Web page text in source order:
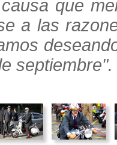
que
a las
septiembre".